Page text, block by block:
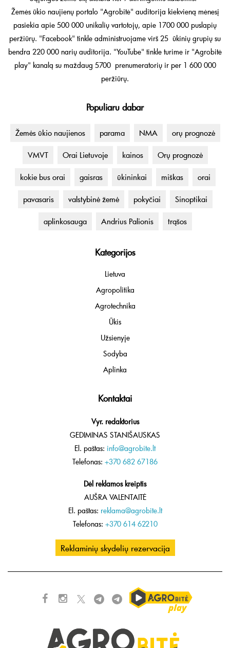
Žemės ūkio naujienų portalo "Agrobitė" auditorija kiekvieną mėnesį
pasiekia apie 500 000 unikalių vartotojų, apie 1700 000 puslapių
peržiūrų. "Facebook" tinkle administruojame virš 25 ūkinių grupių su
bendra 220 000 narių auditorija. "YouTube" tinkle turime ir "Agrobitė
play" kanalą su maždaug 5700 prenumeratorių ir per 1 600 000
peržiūrų.
Populiaru dabar
Žemės ūkio naujienos parama NMA orų prognozė
VMVT Orai Lietuvoje kainos Orų prognozė
kokie bus orai gaisras ūkininkai miškas orai
pavasaris valstybinė žemė pokyčiai Sinoptikai
aplinkosauga Andrius Palionis trąšos
Kategorijos
Lietuva
Agropolitika
Agrotechnika
Ūkis
Užsienyje
Sodyba
Aplinka
Kontaktai
Vyr. redaktorius
GEDIMINAS STANIŠAUSKAS
El. paštas: info@agrobite.lt
Telefonas: +370 682 67186
Dėl reklamos kreiptis
AUŠRA VALENTAITĖ
El. paštas: reklama@agrobite.lt
Telefonas: +370 614 62210
Reklaminių skydelių rezervacija